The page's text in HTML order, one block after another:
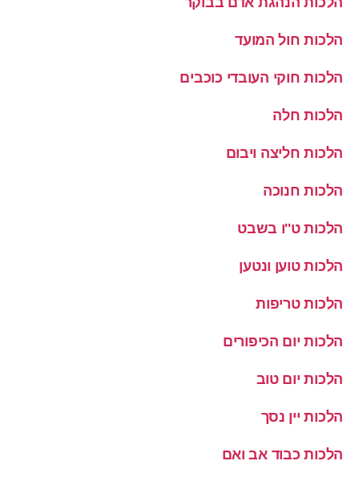
הלכות חול המועד
הלכות חוקי העובדי כוכבים
הלכות חלה
הלכות חליצה ויבום
הלכות חנוכה
הלכות ט''ו בשבט
הלכות טוען ונטען
הלכות טריפות
הלכות יום הכיפורים
הלכות יום טוב
הלכות יין נסך
הלכות כבוד אב ואם